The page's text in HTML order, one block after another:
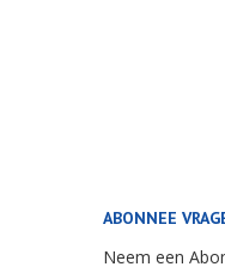
ABONNEE
Neem een